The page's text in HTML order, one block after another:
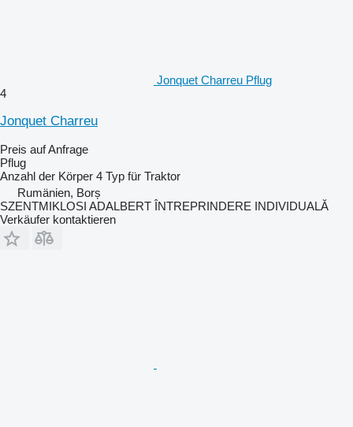
Jonquet Charreu Pflug
4
Jonquet Charreu
Preis auf Anfrage
Pflug
Anzahl der Körper 4 Typ für Traktor
Rumänien, Borș
SZENTMIKLOSI ADALBERT ÎNTREPRINDERE INDIVIDUALĂ
Verkäufer kontaktieren